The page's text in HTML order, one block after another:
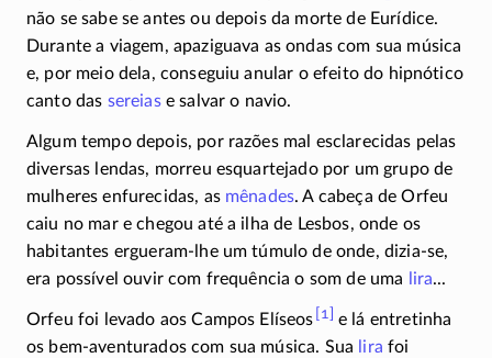
não se sabe se antes ou depois da morte de Eurídice.
Durante a viagem, apaziguava as ondas com sua música
e, por meio dela, conseguiu anular o efeito do hipnótico
canto das sereiase salvar o navio.
Algum tempo depois, por razões mal esclarecidas pelas
diversas lendas, morreu esquartejado por um grupo de
mulheres enfurecidas, as mênades. A cabeça de Orfeu
caiu no mar e chegou até a ilha de Lesbos, onde os
habitantes ergueram-lheum túmulo de onde, dizia-se,
era possível ouvir com frequência o som de uma
lira...
Orfeu foi levado aos Campos Elíseos [1]
e lá entretinha
os bem-aventuradoscom sua música. Sua lira foi